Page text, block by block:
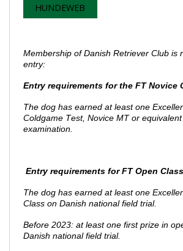
HUNDEWEB
Membership of Danish Retriever Club is
entry:
Entry requirements for the FT Novice
The dog has earned at least one
Coldgame Test, Novice MT or
examination.
Entry requirements for FT Open
The dog has earned at least one
Class on Danish national field trial.
Before 2023: at least one first prize in
Danish national field trial.